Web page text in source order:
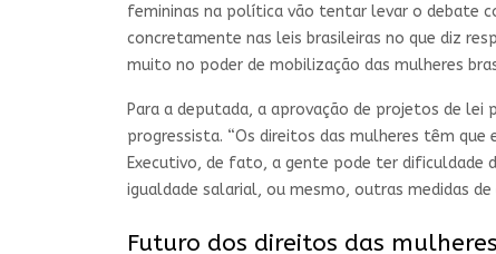
femininas na política vão tentar levar o debate
concretamente nas leis brasileiras no que diz
muito no poder de mobilização das mulheres
Para a deputada, a aprovação de projetos de
progressista. “Os direitos das mulheres têm
Executivo, de fato, a gente pode ter dificuldade
igualdade salarial, ou mesmo, outras medidas
Futuro dos direitos das mulheres